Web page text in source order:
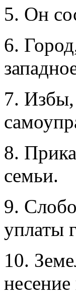
5. Он
6.
7. Избы,
8.
семьи.
9.
уплаты
10.